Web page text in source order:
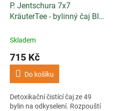
P. Jentschura 7x7
KräuterTee - bylinný čaj BIO
Skladem
715 Kč
Do košíku
Detoxikační čistící čaj ze 49
bylin na odkyselení. Rozpouští